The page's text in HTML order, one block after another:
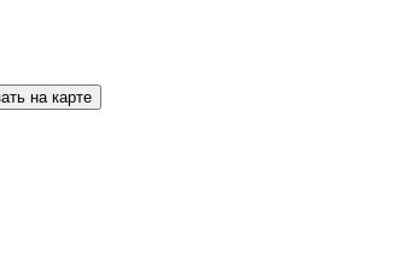
на карте